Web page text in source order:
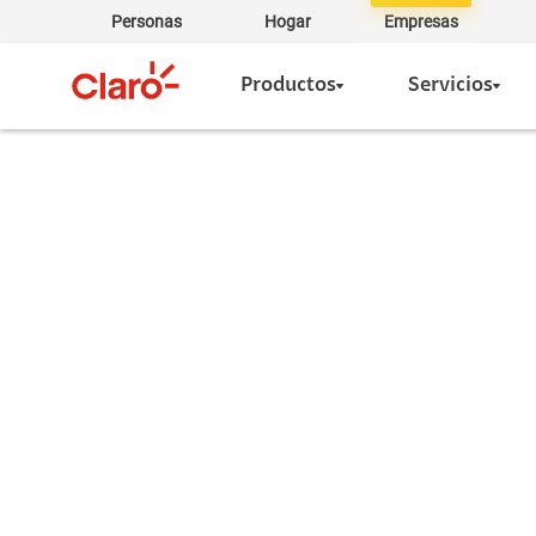
Personas Hogar Empresas
Productos Servicios